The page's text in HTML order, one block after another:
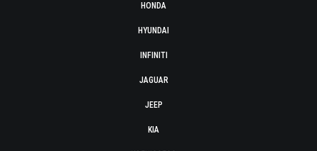
HONDA
HYUNDAI
INFINITI
JAGUAR
JEEP
KIA